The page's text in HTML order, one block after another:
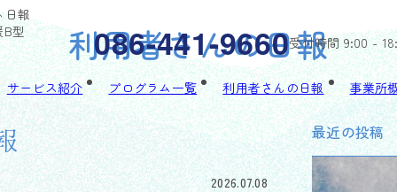
型 086-441-9660受付時間 9:00 -
サービス紹介 プログラム一覧 利用者さんの日報 事業所
報
利用者さんの日報
2026.07.08
最近の投稿